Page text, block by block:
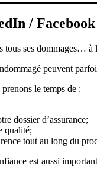
/ Facebook
tous ses dommages… à
peuvent
prenons le temps de :
dossier d’assurance;
qualité;
tout au long du
est aussi